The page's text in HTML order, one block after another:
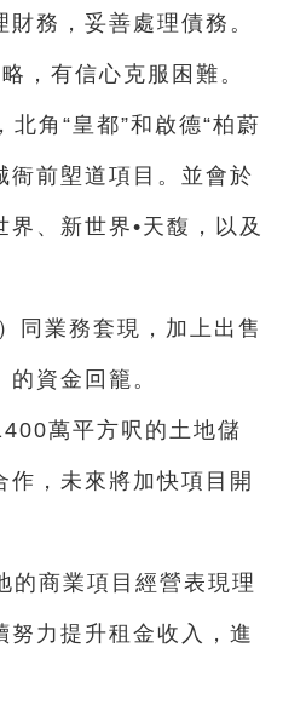
務，妥善處理債務。
，有信心克服困難。
角“皇都”和啟德“柏蔚
衙前塱道項目。並會於
、新世界•天馥，以及
同業務套現，加上出售
資金回籠。
萬平方呎的土地儲
，未來將加快項目開
的商業項目經營表現理
力提升租金收入，進